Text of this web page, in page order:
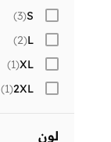
S
(
3
)
L
(
2
)
XL
(
1
)
2XL
(
1
)
لون